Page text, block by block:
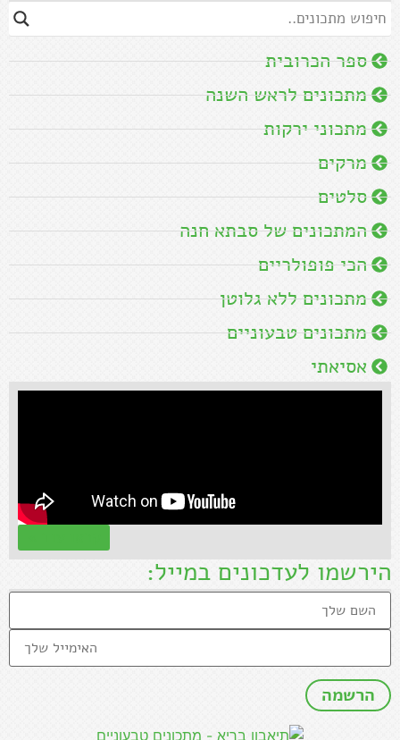
ספר הכרובית
מתכונים לראש השנה
מתכוני ירקות
מרקים
סלטים
המתכונים של סבתא חנה
הכי פופולריים
מתכונים ללא גלוטן
מתכונים טבעוניים
אסיאתי
הירשמו לעדכונים במייל: